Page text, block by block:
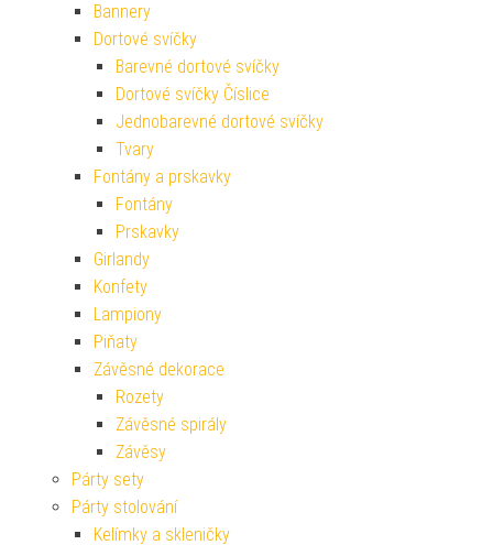
Bannery
Dortové svíčky
Barevné dortové svíčky
Dortové svíčky Číslice
Jednobarevné dortové svíčky
Tvary
Fontány a prskavky
Fontány
Prskavky
Girlandy
Konfety
Lampiony
Piňaty
Závěsné dekorace
Rozety
Závěsné spirály
Závěsy
Párty sety
Párty stolování
Kelímky a skleničky